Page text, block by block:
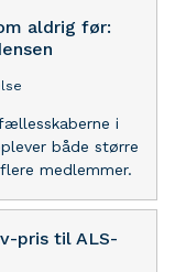
aldrig før:
i
både større
medlemmer.
pris til ALS-